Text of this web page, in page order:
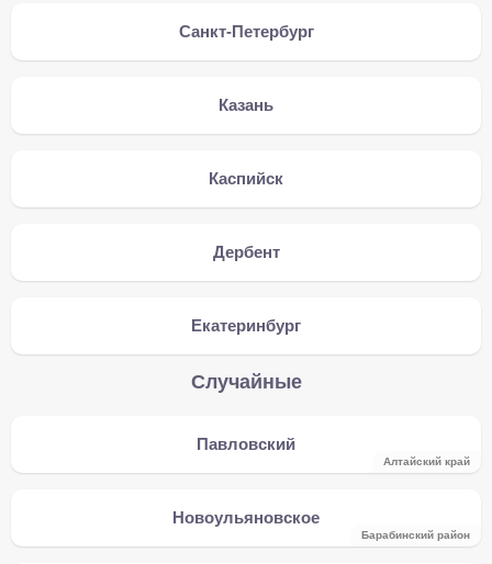
Санкт-Петербург
Казань
Каспийск
Дербент
Екатеринбург
Случайные
Павловский
Алтайский край
Новоульяновское
Барабинский район